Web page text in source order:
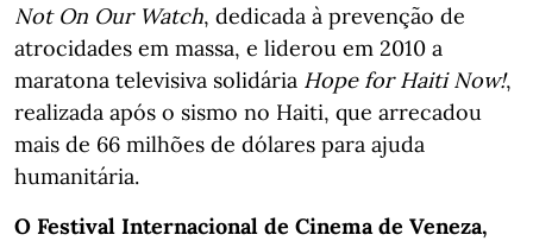
Not On Our Watch, dedicada à prevenção de
atrocidades em massa, e liderou em 2010 a
maratona televisiva solidária Hope for Haiti Now!,
realizada após o sismo no Haiti, que arrecadou
mais de 66 milhões de dólares para ajuda
humanitária.
O Festival Internacional de Cinema de Veneza,